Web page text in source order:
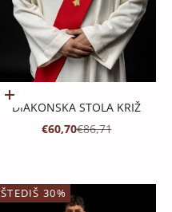
Dodaj u košaricu
DIAKONSKA STOLA KRIŽ
PROMOTIVNA CIJENA
€60,70REDOVNA CIJENA
€86,71
ŠTEDIŠ 30%